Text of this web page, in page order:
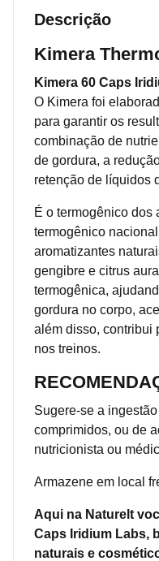
Descrição
Kimera
Kimera 60 Caps
O Kimera foi
para garantir os
combinação de
de gordura, a
retenção de líquidos
É o termogênico dos
termogênico
aromatizantes
gengibre e citrus
termogênica,
gordura no corpo,
além disso, contribui
nos treinos.
Sugere-se a
comprimidos, ou de
nutricionista ou
Armazene em local
Aqui na Naturelt
Caps Iridium Labs,
naturais e